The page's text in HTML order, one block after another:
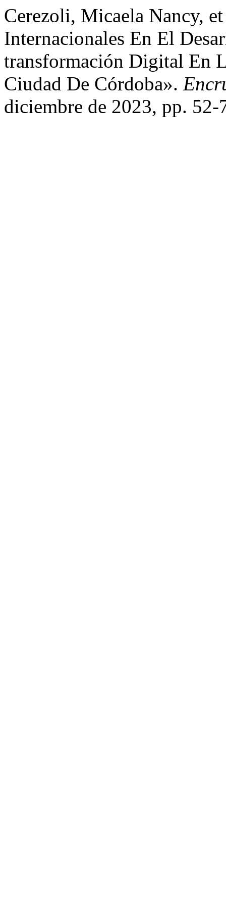
Cerezoli, Micaela Nancy,
Internacionales En El
transformación Digital En
Ciudad De Córdoba».
diciembre de 2023, pp.